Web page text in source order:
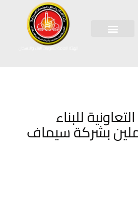
الهيئة العامة لتعاونيات البناء والاسكان
للبناء
بشركة سيماف